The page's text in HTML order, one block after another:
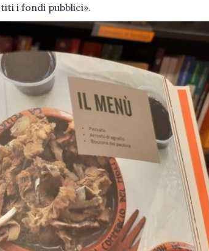
i fondi pubblici».